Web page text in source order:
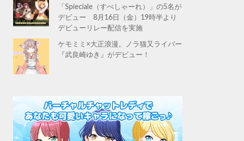
「Spieciale（すぺしゃーれ）」の5名が
デビュー 8月16日（金）19時半より
デビューリレー配信を実施
ケモミミ×大正浪漫。ノラ猫又ライバー
『武良崎ゆき』がデビュー！